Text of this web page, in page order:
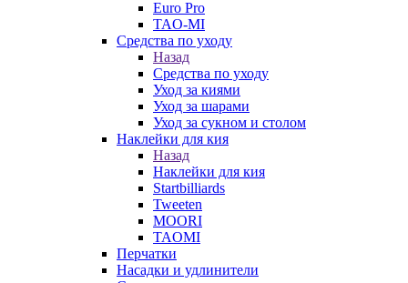
Euro Pro
TAO-MI
Средства по уходу
Назад
Средства по уходу
Уход за киями
Уход за шарами
Уход за сукном и столом
Наклейки для кия
Назад
Наклейки для кия
Startbilliards
Tweeten
MOORI
TAOMI
Перчатки
Насадки и удлинители